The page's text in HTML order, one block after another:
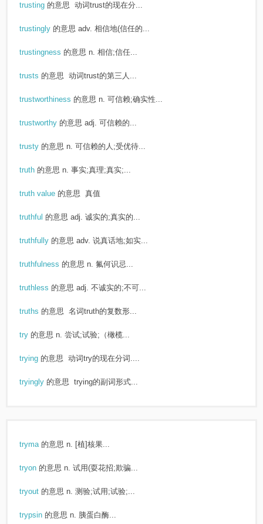
trusting 的意思 动词trust的现在分...
trustingly 的意思 adv. 相信地(信任的...
trustingness 的意思 n. 相信;信任...
trusts 的意思 动词trust的第三人...
trustworthiness 的意思 n. 可信赖;确实性...
trustworthy 的意思 adj. 可信赖的...
trusty 的意思 n. 可信赖的人;受优待...
truth 的意思 n. 事实;真理;真实;...
truth value 的意思 真值
truthful 的意思 adj. 诚实的;真实的...
truthfully 的意思 adv. 说真话地;如实...
truthfulness 的意思 n. 氟何识忌...
truthless 的意思 adj. 不诚实的;不可...
truths 的意思 名词truth的复数形...
try 的意思 n. 尝试;试验;（橄榄...
trying 的意思 动词try的现在分词....
tryingly 的意思 trying的副词形式...
tryma 的意思 n. [植]核果...
tryon 的意思 n. 试用(耍花招;欺骗...
tryout 的意思 n. 测验;试用;试验;...
trypsin 的意思 n. 胰蛋白酶...